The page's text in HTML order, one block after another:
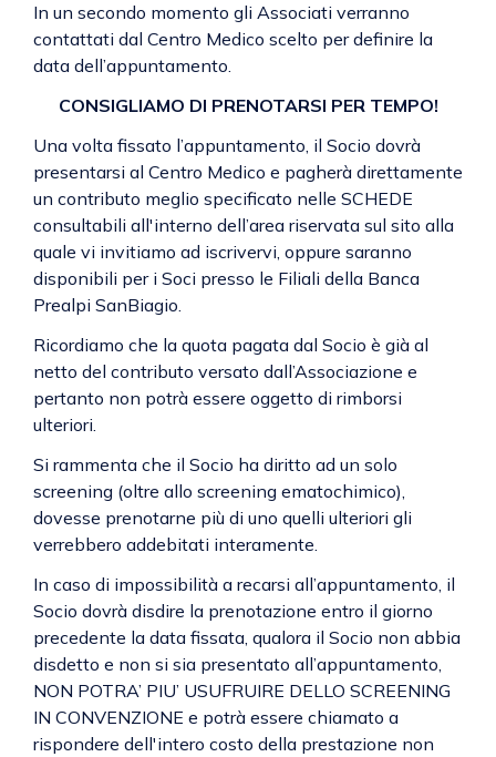
In un secondo momento gli Associati verranno
contattati dal Centro Medico scelto per definire la
data dell’appuntamento.
CONSIGLIAMO DI PRENOTARSI PER TEMPO!
Una volta fissato l’appuntamento, il Socio dovrà
presentarsi al Centro Medico e pagherà direttamente
un contributo meglio specificato nelle SCHEDE
consultabili all'interno dell’area riservata sul sito alla
quale vi invitiamo ad iscrivervi, oppure saranno
disponibili per i Soci presso le Filiali della Banca
Prealpi SanBiagio.
Ricordiamo che la quota pagata dal Socio è già al
netto del contributo versato dall’Associazione e
pertanto non potrà essere oggetto di rimborsi
ulteriori.
Si rammenta che il Socio ha diritto ad un solo
screening (oltre allo screening ematochimico),
dovesse prenotarne più di uno quelli ulteriori gli
verrebbero addebitati interamente.
In caso di impossibilità a recarsi all’appuntamento, il
Socio dovrà disdire la prenotazione entro il giorno
precedente la data fissata, qualora il Socio non abbia
disdetto e non si sia presentato all’appuntamento,
NON POTRA’ PIU’ USUFRUIRE DELLO SCREENING
IN CONVENZIONE e potrà essere chiamato a
rispondere dell'intero costo della prestazione non